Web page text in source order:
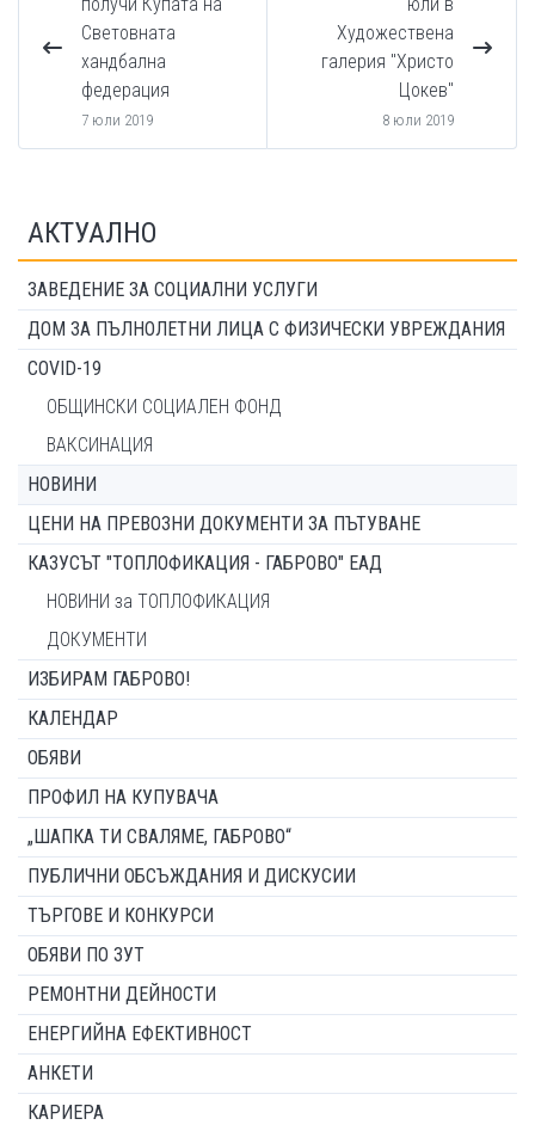
Световната
хандбална
федерация
7 юли 2019
Художествена
галерия "Христо
Цокев"
8 юли 2019
АКТУАЛНО
ЗАВЕДЕНИЕ ЗА СОЦИАЛНИ УСЛУГИ
ДОМ ЗА ПЪЛНОЛЕТНИ ЛИЦА С ФИЗИЧЕСКИ УВРЕЖДАНИЯ
COVID-19
ОБЩИНСКИ СОЦИАЛЕН ФОНД
ВАКСИНАЦИЯ
НОВИНИ
ЦЕНИ НА ПРЕВОЗНИ ДОКУМЕНТИ ЗА ПЪТУВАНЕ
КАЗУСЪТ "ТОПЛОФИКАЦИЯ - ГАБРОВО" ЕАД
НОВИНИ за ТОПЛОФИКАЦИЯ
ДОКУМЕНТИ
ИЗБИРАМ ГАБРОВО!
КАЛЕНДАР
ОБЯВИ
ПРОФИЛ НА КУПУВАЧА
„ШАПКА ТИ СВАЛЯМЕ, ГАБРОВО“
ПУБЛИЧНИ ОБСЪЖДАНИЯ И ДИСКУСИИ
ТЪРГОВЕ И КОНКУРСИ
ОБЯВИ ПО ЗУТ
РЕМОНТНИ ДЕЙНОСТИ
ЕНЕРГИЙНА ЕФЕКТИВНОСТ
АНКЕТИ
КАРИЕРА